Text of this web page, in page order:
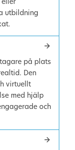
utbildning
på plats
Den
virtuellt
med hjälp
och